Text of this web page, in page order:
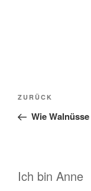
Vorheriger
Beitrag
ZURÜCK
Wie
Ich bin Anne